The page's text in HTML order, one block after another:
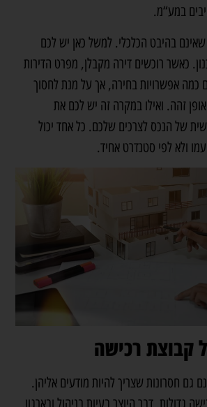
במע“מ.
שאינם בהיבט הכלכלי. למשל כאן יש לכם
כאשר רוכשים דירה מקבלן, מפרט הדירות
כמה אפשרויות בחירה, אך על מנת לחסוך
זהה. ואילו במקרה זה יש לכם את
של הנכס לצרכים שלכם. כל אחד יכול
ולא לפי סטנדרט אחיד.
קבוצת רכישה
גם חסרונות שצריך להיות מודעים אליהן.
גדולות, דבר היוצר בעיות בניהול ובארגון.